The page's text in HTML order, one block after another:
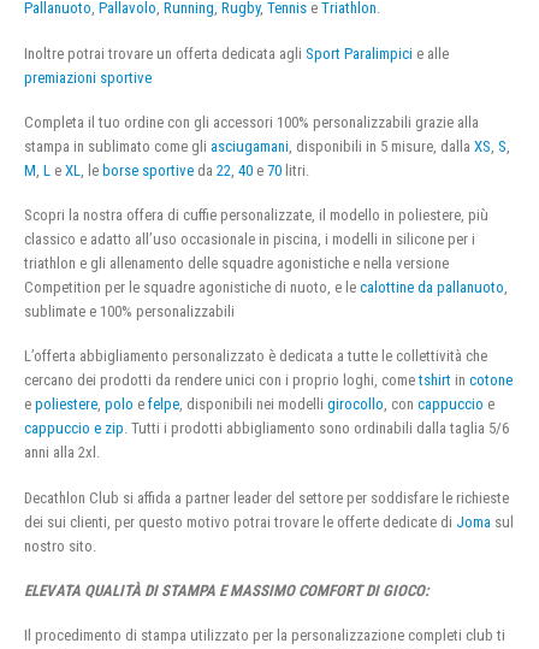
Pallanuoto, Pallavolo, Running, Rugby, Tennis e Triathlon.
Inoltre potrai trovare un offerta dedicata agli Sport Paralimpici e alle
premiazioni sportive
Completa il tuo ordine con gli accessori 100% personalizzabili grazie alla
stampa in sublimato come gli asciugamani , disponibili in 5 misure, dalla XS S
M L e XL , le borse sportive da 22 40 e 70 litri.
Scopri la nostra offera di cuffie personalizzate, il modello in poliestere, più
classico e adatto all’uso occasionale in piscina, i modelli in silicone per i
triathlon e gli allenamento delle squadre agonistiche e nella versione
Competition per le squadre agonistiche di nuoto, e le calottine da pallanuoto,
sublimate e 100% personalizzabili
L’offerta abbigliamento personalizzato è dedicata a tutte le collettività che
cercano dei prodotti da rendere unici con i proprio loghi, cometshirt in cotone
e poliestere, polo e felpe, disponibili nei modelli girocollo, con cappuccio e
cappuccio e zip. Tutti i prodotti abbigliamento sono ordinabili dalla taglia 5/6
anni alla 2xl.
Decathlon Club si affida a partner leader del settore per soddisfare le richieste
dei sui clienti, per questo motivo potrai trovare le offerte dedicate di Joma sul
nostro sito.
ELEVATA QUALITÀ DI STAMPA E MASSIMO COMFORT DI GIOCO:
Il procedimento di stampa utilizzato per la personalizzazione completi club ti